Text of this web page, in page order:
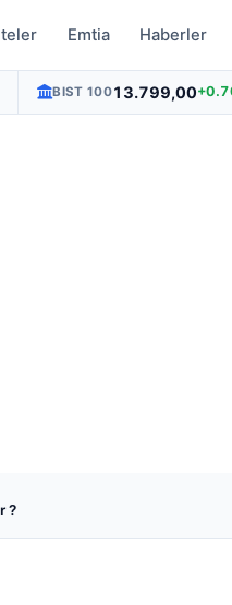
Emtia Haberler
BIST 10013.799,00
?